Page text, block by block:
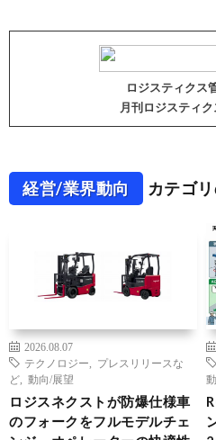
ロジスティクス
月刊ロジスティ
経営/業界動向 カテゴ
2026.08.07
テクノロジー
プレスリリースな
ど
動向/展望
ロジスネクストが防爆仕様車
のフォークをフルモデルチェ